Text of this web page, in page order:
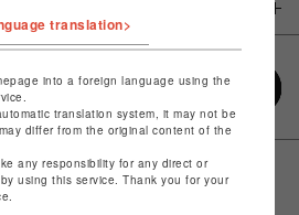
translation>
into a foreign language using the
translation system, it may not be
differ from the original content of the
any responsibility for any direct or
using this service. Thank you for your